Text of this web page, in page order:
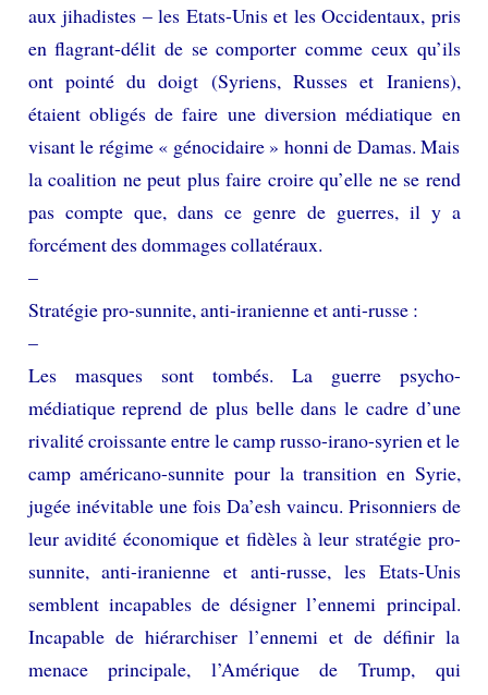
aux jihadistes – les Etats-Unis et les Occidentaux, pris
en flagrant-délit de se comporter comme ceux qu’ils
ont pointé du doigt (Syriens, Russes et Iraniens),
étaient obligés de faire une diversion médiatique en
visant le régime « génocidaire » honni de Damas. Mais
la coalition ne peut plus faire croire qu’elle ne se rend
pas compte que, dans ce genre de guerres, il y a
forcément des dommages collatéraux.
–
Stratégie pro-sunnite, anti-iranienne et anti-russe :
–
Les masques sont tombés. La guerre psycho-
médiatique reprend de plus belle dans le cadre d’une
rivalité croissante entre le camp russo-irano-syrien et le
camp américano-sunnite pour la transition en Syrie,
jugée inévitable une fois Da’esh vaincu. Prisonniers de
leur avidité économique et fidèles à leur stratégie pro-
sunnite, anti-iranienne et anti-russe, les Etats-Unis
semblent incapables de désigner l’ennemi principal.
Incapable de hiérarchiser l’ennemi et de définir la
menace principale, l’Amérique de Trump, qui